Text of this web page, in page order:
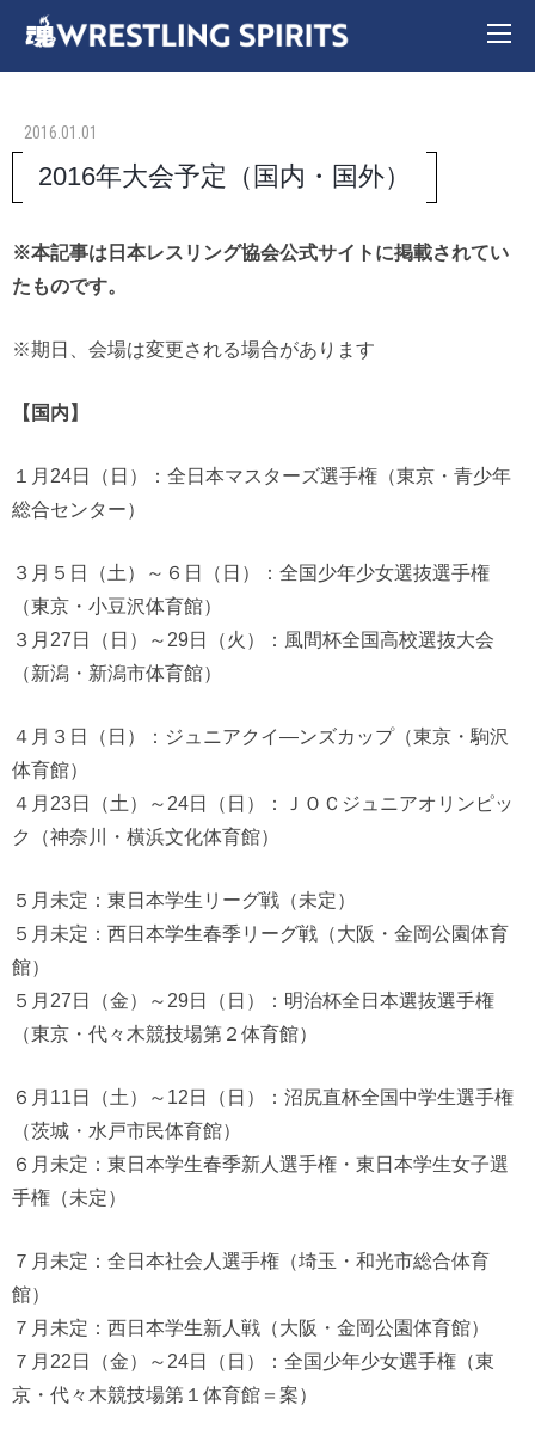
2016.01.01
2016年大会予定（国内・国外）
※本記事は日本レスリング協会公式サイトに掲載されてい
たものです。
※期日、会場は変更される場合があります
【国内】
１月24日（日）：全日本マスターズ選手権（東京・青少年
総合センター）
３月５日（土）～６日（日）：全国少年少女選抜選手権
（東京・小豆沢体育館）
３月27日（日）～29日（火）：風間杯全国高校選抜大会
（新潟・新潟市体育館）
４月３日（日）：ジュニアクイ―ンズカップ（東京・駒沢
体育館）
４月23日（土）～24日（日）：ＪＯＣジュニアオリンピッ
ク（神奈川・横浜文化体育館）
５月未定：東日本学生リーグ戦（未定）
５月未定：西日本学生春季リーグ戦（大阪・金岡公園体育
館）
５月27日（金）～29日（日）：明治杯全日本選抜選手権
（東京・代々木競技場第２体育館）
６月11日（土）～12日（日）：沼尻直杯全国中学生選手権
（茨城・水戸市民体育館）
６月未定：東日本学生春季新人選手権・東日本学生女子選
手権（未定）
７月未定：全日本社会人選手権（埼玉・和光市総合体育
館）
７月未定：西日本学生新人戦（大阪・金岡公園体育館）
７月22日（金）～24日（日）：全国少年少女選手権（東
京・代々木競技場第１体育館＝案）